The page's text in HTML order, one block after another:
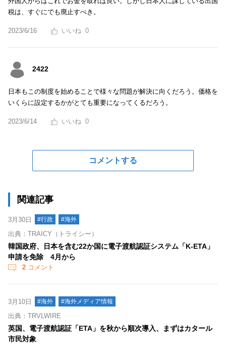
税は、すぐにでも廃止すべき。
2023/6/16 0
2422
日本もこの制度を始めることで様々な問題が解決に向くだろう。価格を
いくらに設定するかがとても重要になってくるだろう。
2023/6/14 0
コメントする
関連記事
3月30日 #行政 #海外
出典：TRAICY（トライシー）
韓国政府、日本を含む22か国に電子渡航認証システム「K-ETA」
申請を免除 4月から
2 コメント
3月10日 #海外 #海外メディア情報
出典：TRVLWIRE
英国、電子渡航認証「ETA」を秋から順次導入、まずはカタール
市民対象